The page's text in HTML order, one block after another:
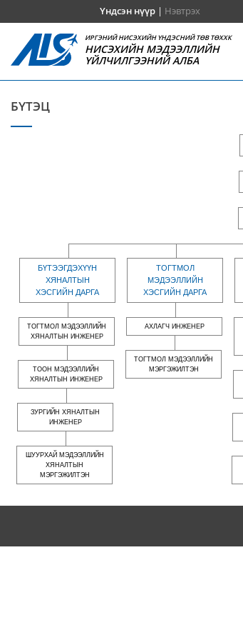
Үндсэн нүүр| Нэвтрэх
ИРГЭНИЙ НИСЭХИЙН ҮНДЭСНИЙ ТӨВ ТӨХХК
НИСЭХИЙН МЭДЭЭЛЛИЙН
ҮЙЛЧИЛГЭЭНИЙ АЛБА
БҮТЭЦ
БҮТЭЭГДЭХҮҮН
ХЯНАЛТЫН
ХЭСГИЙН ДАРГА
ТОГТМОЛ МЭДЭЭЛЛИЙН
ХЯНАЛТЫН ИНЖЕНЕР
ТООН МЭДЭЭЛЛИЙН
ХЯНАЛТЫН ИНЖЕНЕР
ЗУРГИЙН ХЯНАЛТЫН
ИНЖЕНЕР
ШУУРХАЙ МЭДЭЭЛЛИЙН
ХЯНАЛТЫН
МЭРГЭЖИЛТЭН
ТОГТМОЛ
МЭДЭЭЛЛИЙН
ХЭСГИЙН ДАРГА
АХЛАГЧ ИНЖЕНЕР
ТОГТМОЛ МЭДЭЭЛЛИЙН
МЭРГЭЖИЛТЭН